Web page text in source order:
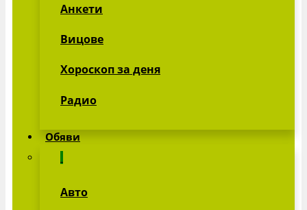
Анкети
Вицове
Хороскоп за деня
Радио
Обяви
Авто